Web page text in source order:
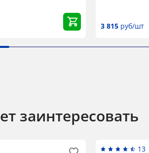
3 815 руб/шт
заинтересовать
13